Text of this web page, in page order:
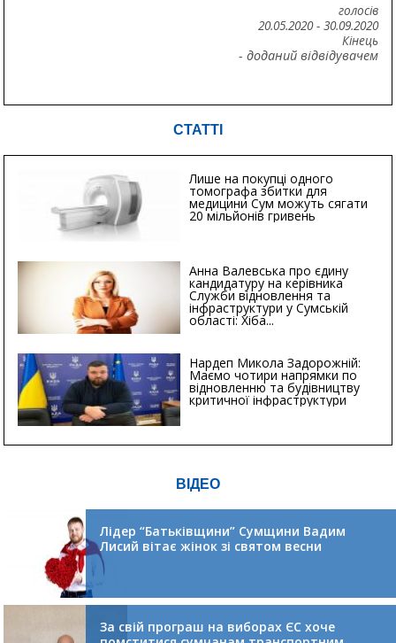
голосів
20.05.2020- 30.09.2020
Кінець
- доданий відвідувачем
СТАТТІ
Лише на покупці одного
томографа збитки для
медицини Сум можуть сягати
20 мільйонів гривень
Анна Валевська про єдину
кандидатуру на керівника
Служби відновлення та
інфраструктури у Сумській
області: Хіба...
Нардеп Микола Задорожній:
Маємо чотири напрямки по
відновленню та будівництву
критичної інфраструктури
ВІДЕО
Лідер “Батьківщини” Сумщини Вадим
Лисий вітає жінок зі святом весни
За свій програш на виборах ЄС хоче